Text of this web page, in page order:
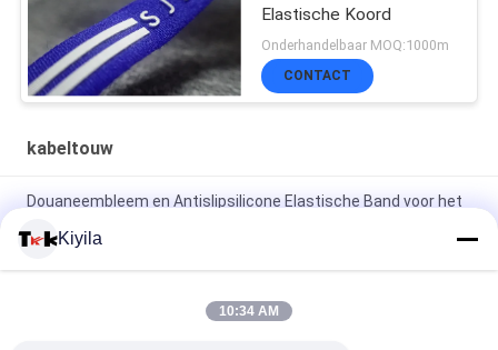
Elastische Koord
Onderhandelbaar MOQ:1000m
CONTACT
kabeltouw
Douaneembleem en Antislipsilicone Elastische Band voor het
Hoge Hardnekkigheid 3cm niet Elastische Beschikbare
OEM/ODM van het Koord Vlakke Nylon Koord
Kiyila
10:34 AM